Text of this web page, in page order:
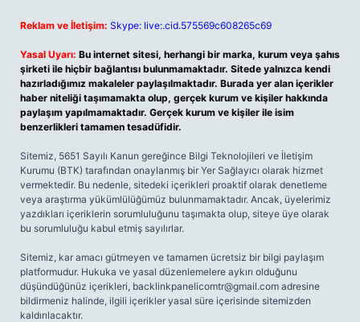
Reklam ve İletişim: Skype: live:.cid.575569c608265c69
Yasal Uyarı: Bu internet sitesi, herhangi bir marka, kurum veya şahıs
şirketi ile hiçbir bağlantısı bulunmamaktadır. Sitede yalnızca kendi
hazırladığımız makaleler paylaşılmaktadır. Burada yer alan içerikler
haber niteliği taşımamakta olup, gerçek kurum ve kişiler hakkında
paylaşım yapılmamaktadır. Gerçek kurum ve kişiler ile isim
benzerlikleri tamamen tesadüfidir.
Sitemiz, 5651 Sayılı Kanun gereğince Bilgi Teknolojileri ve İletişim
Kurumu (BTK) tarafından onaylanmış bir Yer Sağlayıcı olarak hizmet
vermektedir. Bu nedenle, sitedeki içerikleri proaktif olarak denetleme
veya araştırma yükümlülüğümüz bulunmamaktadır. Ancak, üyelerimiz
yazdıkları içeriklerin sorumluluğunu taşımakta olup, siteye üye olarak
bu sorumluluğu kabul etmiş sayılırlar.
Sitemiz, kar amacı gütmeyen ve tamamen ücretsiz bir bilgi paylaşım
platformudur. Hukuka ve yasal düzenlemelere aykırı olduğunu
düşündüğünüz içerikleri, backlinkpanelicomtr@gmail.com adresine
bildirmeniz halinde, ilgili içerikler yasal süre içerisinde sitemizden
kaldırılacaktır.